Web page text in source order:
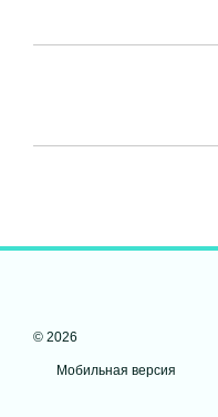
© 2026
Мобильная версия